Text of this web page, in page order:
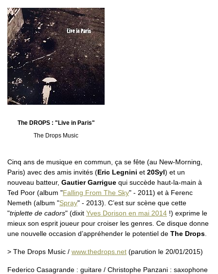
The DROPS : "Live in Paris"
The Drops Music
Cinq ans de musique en commun, ça se fête (au New-Morning,
Paris) avec des amis invités (Eric Legnini et 20Syl) et un
nouveau batteur, Gautier Garrigue qui succède haut-la-main à
Ted Poor (album "Falling From The Sky" - 2011) et à Ferenc
Nemeth (album "Spray" - 2013). C’est sur scène que cette
"triplette de cadors" (dixit Yves Dorison en mai 2014 !) exprime le
mieux son esprit joueur pour croiser les genres. Ce disque donne
une nouvelle occasion d’appréhender le potentiel de The Drops
> The Drops Music / www.thedrops.net (parution le 20/01/2015)
Federico Casagrande : guitare / Christophe Panzani : saxophone